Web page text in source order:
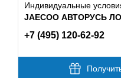
Индивидуальные
JAECOO АВТОРУСЬ
+7 (495) 120-62-92